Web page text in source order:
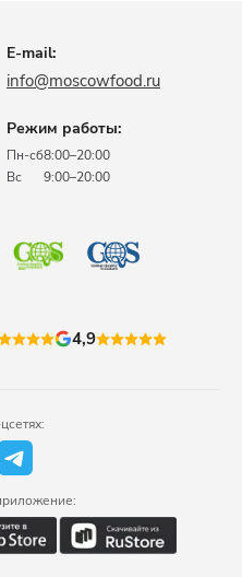
E-mail:
info@moscowfood.ru
Режим работы:
Пн-сб
Вс
8:00–20:00
9:00–20:00
4,9